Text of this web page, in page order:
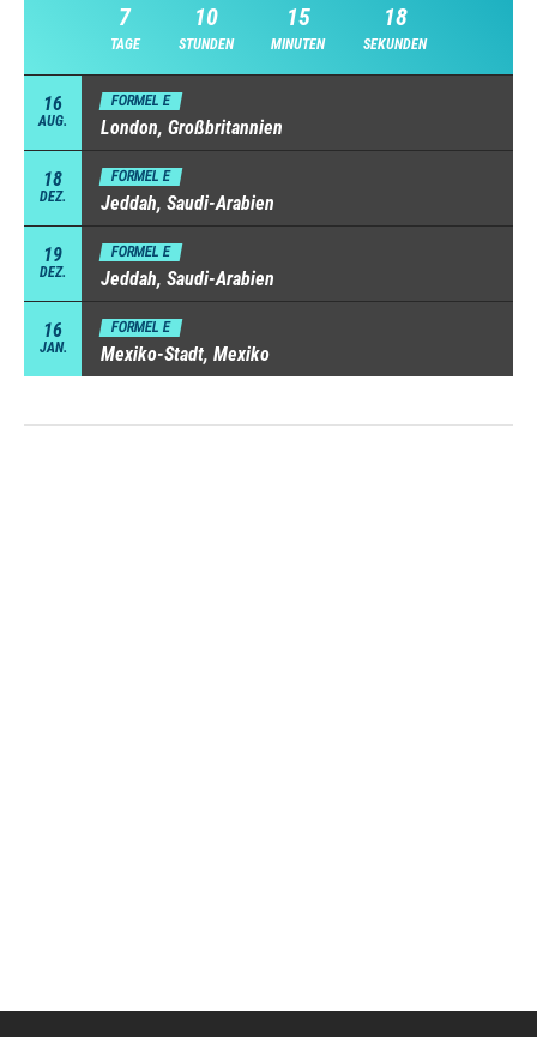
7
TAGE
10
STUNDEN
15
MINUTEN
17
SEKUNDEN
16
AUG.
FORMEL E
London, Großbritannien
18
DEZ.
FORMEL E
Jeddah, Saudi-Arabien
19
DEZ.
FORMEL E
Jeddah, Saudi-Arabien
16
JAN.
FORMEL E
Mexiko-Stadt, Mexiko